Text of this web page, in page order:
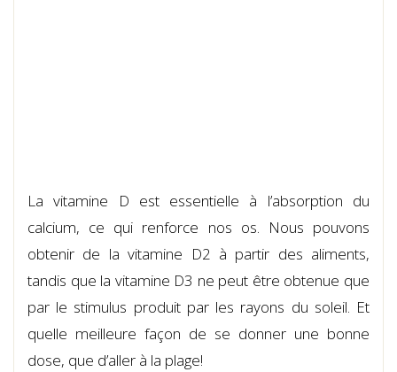
La vitamine D est essentielle à l’absorption du
calcium, ce qui renforce nos os. Nous pouvons
obtenir de la vitamine D2 à partir des aliments,
tandis que la vitamine D3 ne peut être obtenue que
par le stimulus produit par les rayons du soleil. Et
quelle meilleure façon de se donner une bonne
dose, que d’aller à la plage!